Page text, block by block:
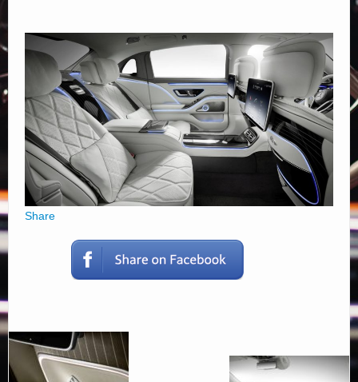
Share